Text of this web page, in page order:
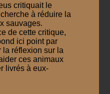
critiquait le
à réduire la
sauvages.
de cette critique,
ici point par
la réflexion sur la
ces animaux
livrés à eux-